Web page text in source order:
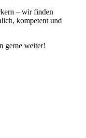
– wir finden
kompetent und
gerne weiter!